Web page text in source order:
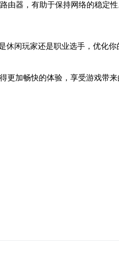
由器，有助于保持网络的稳定性
休闲玩家还是职业选手，优化
更加畅快的体验，享受游戏带来